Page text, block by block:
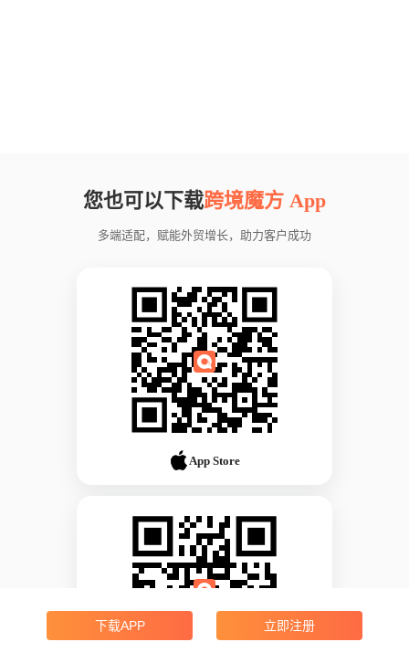
您也可以下载跨境魔方 App
多端适配，赋能外贸增长，助力客户成功
App Store
下载APP 立即注册